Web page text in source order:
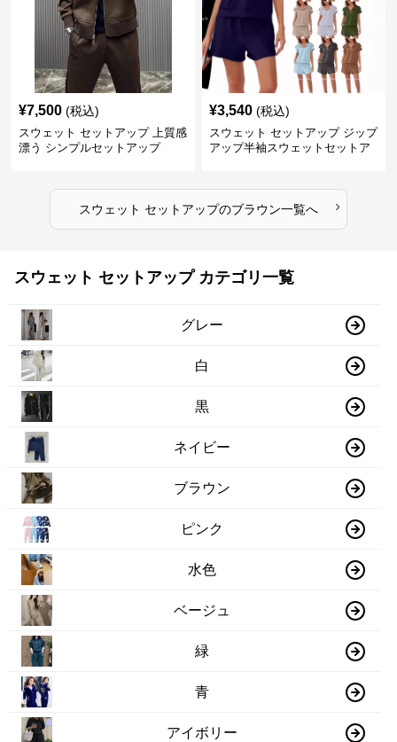
¥7,500 (税込)
スウェット セットアップ 上質感
漂う シンプルセットアップ
¥3,540 (税込)
スウェット セットアップ ジップ
アップ半袖スウェットセットア
スウェット セットアップのブラウン一覧へ ›
スウェット セットアップ カテゴリ一覧
グレー
白
黒
ネイビー
ブラウン
ピンク
水色
ベージュ
緑
青
アイボリー